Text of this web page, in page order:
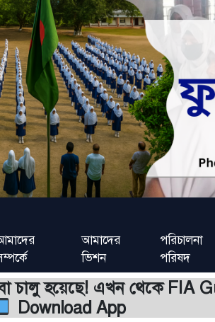
আমাদের
ভিশন
পরিচালনা
পরিষদ
চালু হয়েছে! এখন থেকে FIA
Download App